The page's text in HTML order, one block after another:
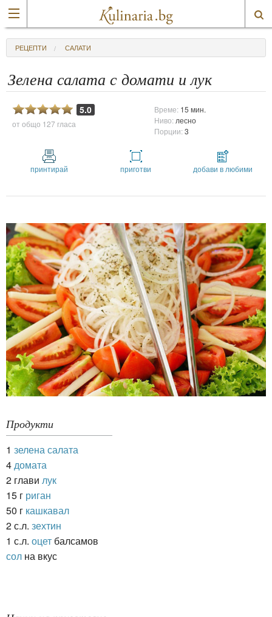
РЕЦЕПТИ САЛАТИ
Зелена салата с домати и лук
5.0
от общо 127 гласа
Време: 15 мин.
Ниво: лесно
Порции:3
принтирай приготви добави в любими
Продукти
1 зелена салата
4 домата
2 глави лук
15 г риган
50 г кашкавал
2 с.л. зехтин
1 с.л. оцет балсамов
сол на вкус